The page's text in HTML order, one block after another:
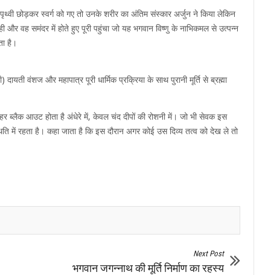
छोड़कर स्वर्ग को गए तो उनके शरीर का अंतिम संस्कार अर्जुन ने किया लेकिन
और वह समंदर में होते हुए पूरी पहुंचा जो यह भगवान विष्णु के नाभिकमल से उत्पन्न
है।
वंशज और महापात्र पूरी धार्मिक प्रक्रिया के साथ पुरानी मूर्ति से ब्रह्मा
ब्लैक आउट होता है अंधेरे में, केवल चंद दीपों की रोशनी में। जो भी सेवक इस
में रहता है। कहा जाता है कि इस दौरान अगर कोई उस दिव्य तत्व को देख ले तो
Next Post
भगवान जगन्नाथ की मूर्ति निर्माण का रहस्य